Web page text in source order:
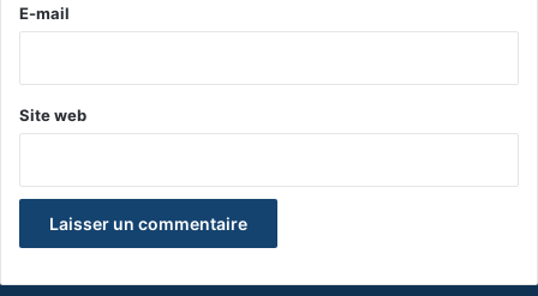
e
E-mail
Site web